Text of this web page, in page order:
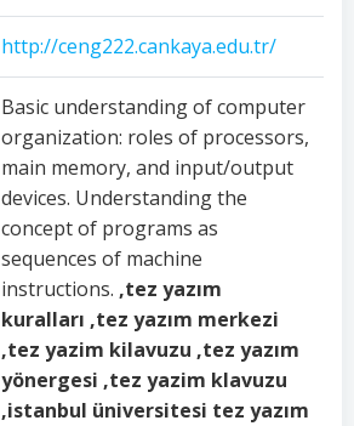
http://ceng222.cankaya.edu.tr/
Basic understanding of computer
organization: roles of processors,
main memory, and input/output
devices. Understanding the
concept of programs as
sequences of machine
instructions. ,tez yazım
kuralları ,tez yazım merkezi
,tez yazim kilavuzu ,tez yazım
yönergesi ,tez yazim klavuzu
,istanbul üniversitesi tez yazım